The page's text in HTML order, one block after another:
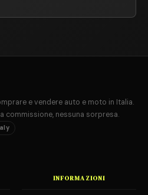
e vendere auto e moto in Italia.
commissione, nessuna sorpresa.
INFORMAZIONI